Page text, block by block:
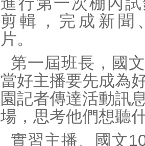
剪輯，完成新聞
片。
第一屆班長，國
當好主播要先成為
園記者傳達活動訊
場，思考他們想聽
實習主播、國文